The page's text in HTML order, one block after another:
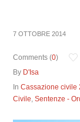
7 OTTOBRE 2014
Comments (0)
By D'Isa
InCassazione civile
Civile,Sentenze -